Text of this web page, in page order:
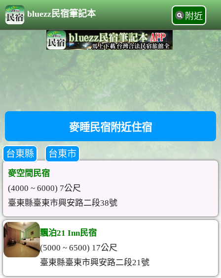
bluezz民宿筆記本 附近
麥睡民宿附近住宿
台東縣 台東市
麥空間民宿
(4000 ~ 6000) 7公尺
臺東縣臺東市興安路二段38號
飄泊21 Inn民宿
(5000 ~ 6500) 17公尺
臺東縣臺東市興安路二段21號